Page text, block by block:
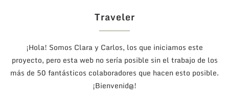
Traveler
¡Hola! Somos Clara y Carlos, los que iniciamos este
proyecto, pero esta web no sería posible sin el trabajo de los
más de 50 fantásticos colaboradores que hacen esto posible.
¡Bienvenid@!